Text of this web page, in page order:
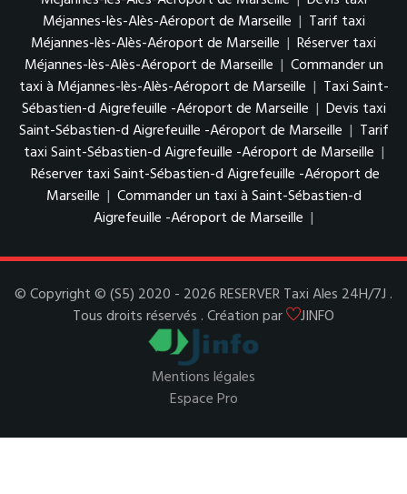
Méjannes-lès-Alès-Aéroport de Marseille | Tarif taxi
Méjannes-lès-Alès-Aéroport de Marseille | Réserver taxi
Méjannes-lès-Alès-Aéroport de Marseille | Commander un
taxi à Méjannes-lès-Alès-Aéroport de Marseille | Taxi Saint-
Sébastien-d Aigrefeuille -Aéroport de Marseille | Devis taxi
Saint-Sébastien-d Aigrefeuille -Aéroport de Marseille | Tarif
taxi Saint-Sébastien-d Aigrefeuille -Aéroport de Marseille |
Réserver taxi Saint-Sébastien-d Aigrefeuille -Aéroport de
Marseille | Commander un taxi à Saint-Sébastien-d
Aigrefeuille -Aéroport de Marseille |
© Copyright © (S5) 2020 - 2026 RESERVER Taxi Ales 24H/7J .
Tous droits réservés . Création par
JINFO
Mentions légales
Espace Pro